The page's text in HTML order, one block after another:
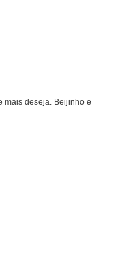
mais deseja. Beijinho e